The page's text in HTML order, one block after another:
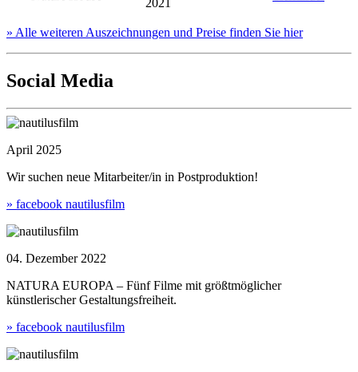
2021
» Alle weiteren Auszeichnungen und Preise finden Sie hier
Social Media
April 2025
Wir suchen neue Mitarbeiter/in in Postproduktion!
» facebook nautilusfilm
04. Dezember 2022
NATURA EUROPA – Fünf Filme mit größtmöglicher
künstlerischer Gestaltungsfreiheit.
» facebook nautilusfilm